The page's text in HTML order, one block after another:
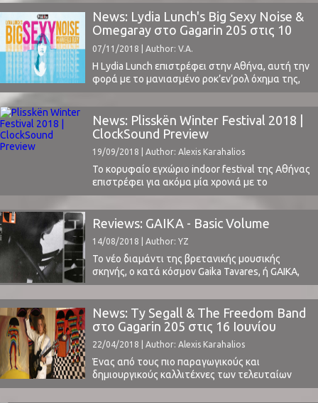
υποψήφιο στα "European Festival Awards", στις
κατηγορίες "Best Small Festival" και "Best Indoor
Festival" (μπορείτε να ψηφίσετε εδώ),
προσελκύοντας μουσικόφιλο κοινό από όλη την
...
News: Lydia Lunch's Big Sexy Noise &
Omegaray στο Gagarin 205 στις 10
Νοεμβρίου
07/11/2018 | Author: V.A.
Η Lydia Lunch επιστρέφει στην Αθήνα, αυτή την
φορά με το μανιασμένο ροκ’εν’ρολ όχημα της,
την τριάδα των Big Sexy Noise.Τι να πει κανείς
για την Lydia Lunch; Γνήσιο τέκνο της
Νεουροκέζικης αντι-εμπορικής και άκρως avant-
garde No Wave σκηνής. Μια σκηνή που ένωσε
News: Plisskën Winter Festival 2018 |
ClockSound Preview
19/09/2018 | Author: Alexis Karahalios
Το κορυφαίο εγχώριο indoor festival της Αθήνας
επιστρέφει για ακόμα μία χρονιά με το
χειμερινό του format, στις 8 Δεκεμβρίου στο
Piraeus 117 Academy, ένα χρόνο μετά το
φοβερό 2-μερο του 2017 (Day 1 & Day 2).
μεγάλη επιστροφή του φεστιβάλ για το
καλοκαίρι του ...
Reviews: GAIKA - Basic Volume
14/08/2018 | Author: YZ
Το νέο διαμάντι της βρετανικής μουσικής
σκηνής, ο κατά κόσμον Gaika Tavares, ή GAIKA,
κυκλοφόρησε το ντεμπούτο άλμπουμ του
λίγους μήνες αφού τον γνωρίσαμε στο Plisskën
Festival και επιβεβαιώσαμε τις φοβερές του
ζωντανές εμφανίσεις στο πρόσφατο Primavera
Sound Festival.Σε μια εποχή όπου υπάρχει
μεγάλη πληθώρα ακουσμάτων και
κυκλοφοριών, ανεξάρτητων και μη, ...
News: Ty Segall & The Freedom Band
στο Gagarin 205 στις 16 Ιουνίου
22/04/2018 | Author: Alexis Karahalios
Ένας από τους πιο παραγωγικούς και
δημιουργικούς καλλιτέχνες των τελευταίων
ετών, ο Ty Segall επιστρέφει στην Αθήνα για
ακόμα ένα ξεσηκωτικό live. Στις 16 Ιουνίου θα